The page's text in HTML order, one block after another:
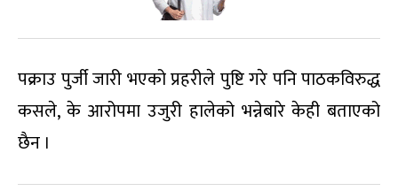
पक्राउ पुर्जी जारी भएको प्रहरीले पुष्टि गरे पनि पाठकविरुद्ध
कसले, के आरोपमा उजुरी हालेको भन्नेबारे केही बताएको
छैन ।